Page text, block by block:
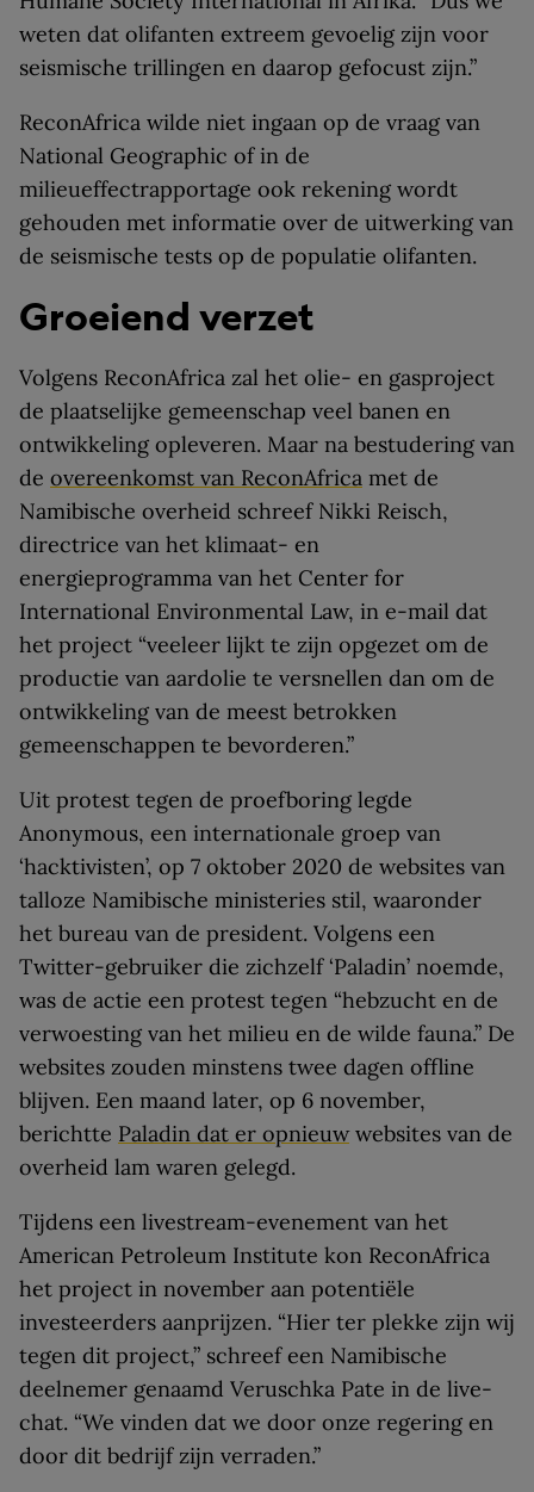
weten dat olifanten extreem gevoelig zijn voor
seismische trillingen en daarop gefocust zijn.”
ReconAfrica wilde niet ingaan op de vraag van
National Geographic of in de
milieueffectrapportage ook rekening wordt
gehouden met informatie over de uitwerking van
de seismische tests op de populatie olifanten.
Groeiend verzet
Volgens ReconAfrica zal het olie- en gasproject
de plaatselijke gemeenschap veel banen en
ontwikkeling opleveren. Maar na bestudering van
de overeenkomst van ReconAfrica met de
Namibische overheid schreef Nikki Reisch,
directrice van het klimaat- en
energieprogramma van het Center for
International Environmental Law, in e-mail dat
het project “veeleer lijkt te zijn opgezet om de
productie van aardolie te versnellen dan om de
ontwikkeling van de meest betrokken
gemeenschappen te bevorderen.”
Uit protest tegen de proefboring legde
Anonymous, een internationale groep van
‘hacktivisten’, op 7 oktober 2020 de websites van
talloze Namibische ministeries stil, waaronder
het bureau van de president. Volgens een
Twitter-gebruiker die zichzelf ‘Paladin’ noemde,
was de actie een protest tegen “hebzucht en de
verwoesting van het milieu en de wilde fauna.” De
websites zouden minstens twee dagen offline
blijven. Een maand later, op 6 november,
berichtte Paladin dat er opnieuwwebsites van de
overheid lam waren gelegd.
Tijdens een livestream-evenement van het
American Petroleum Institute kon ReconAfrica
het project in november aan potentiële
investeerders aanprijzen. “Hier ter plekke zijn wij
tegen dit project,” schreef een Namibische
deelnemer genaamd Veruschka Pate in de live-
chat. “We vinden dat we door onze regering en
door dit bedrijf zijn verraden.”